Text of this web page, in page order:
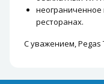
неограниченное
ресторанах.
С уважением, Pegas